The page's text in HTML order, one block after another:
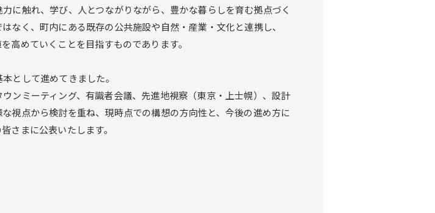
に触れ、学び、人とつながりながら、豊かな暮らしを育む拠点づく
なく、町内にある既存の公共施設や自然・産業・文化と連携し、
高めていくことを目指すものであります。
として進めてきました。
ンミーティング、有識者会議、先進地視察（東京・上士幌）、設計
視点から検討を重ね、現時点での構想の方向性と、今後の進め方に
さまに公表いたします。